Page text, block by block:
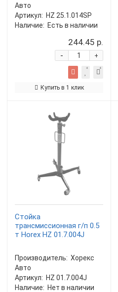
Авто
Артикул: HZ 25.1.014SP
Наличие: Есть в наличии
244.45 р.
+
-
Купить в 1 клик
Стойка
трансмиссионная г/п 0.5
т Horex HZ 01.7.004J
Производитель: Хорекс
Авто
Артикул: HZ 01.7.004J
Наличие: Нет в наличии